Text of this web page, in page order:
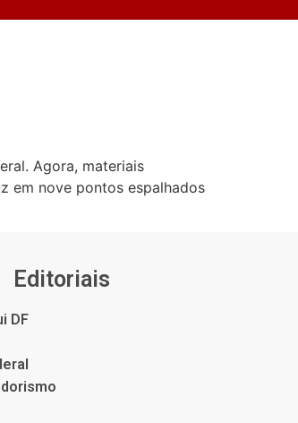
Agora, materiais
em nove pontos espalhados
Editoriais
DF